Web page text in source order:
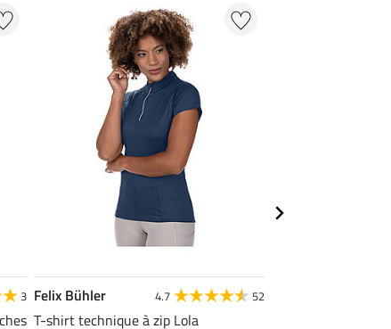
3 Felix Bühler 4.7 52
T-shirt technique à zip Lola